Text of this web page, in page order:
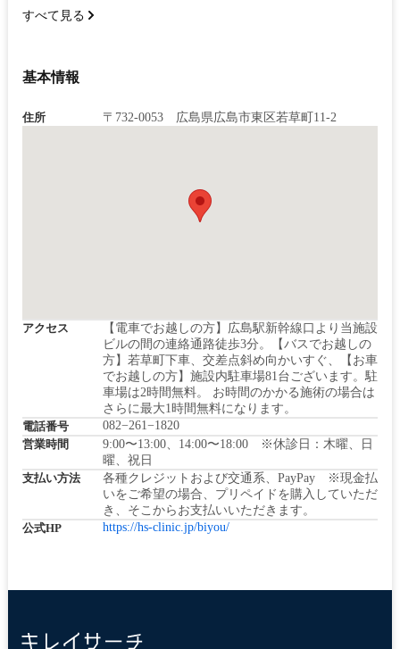
すべて見る
基本情報
住所 〒732-0053 広島県広島市東区若草町11-2
アクセス
【電車でお越しの方】広島駅新幹線口より当施設
ビルの間の連絡通路徒歩3分。【バスでお越しの
方】若草町下車、交差点斜め向かいすぐ、【お車
でお越しの方】施設内駐車場81台ございます。駐
車場は2時間無料。 お時間のかかる施術の場合は
さらに最大1時間無料になります。
電話番号
082−261−1820
営業時間
9:00〜13:00、14:00〜18:00 ※休診日：木曜、日
曜、祝日
支払い方法
各種クレジットおよび交通系、PayPay ※現金払
いをご希望の場合、プリペイドを購入していただ
き、そこからお支払いいただきます。
公式HP
https://hs-clinic.jp/biyou/